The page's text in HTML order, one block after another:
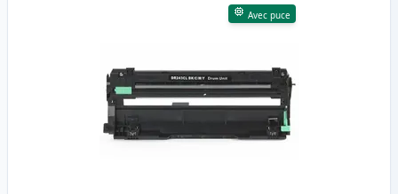
Avec puce